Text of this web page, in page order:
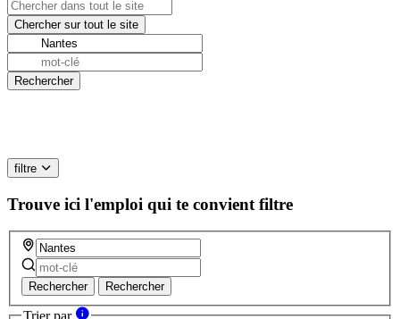
filtre
Trouve ici l'emploi qui te convient filtre
Rechercher Rechercher
Trier par